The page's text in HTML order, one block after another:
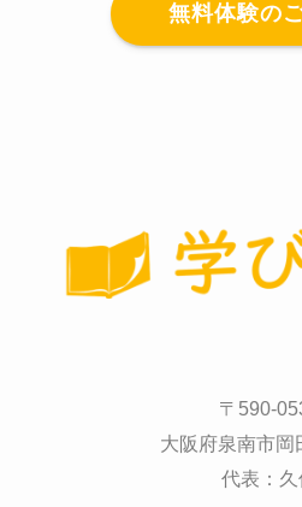
無料体験の
〒590-
大阪府泉南市岡
代表：久